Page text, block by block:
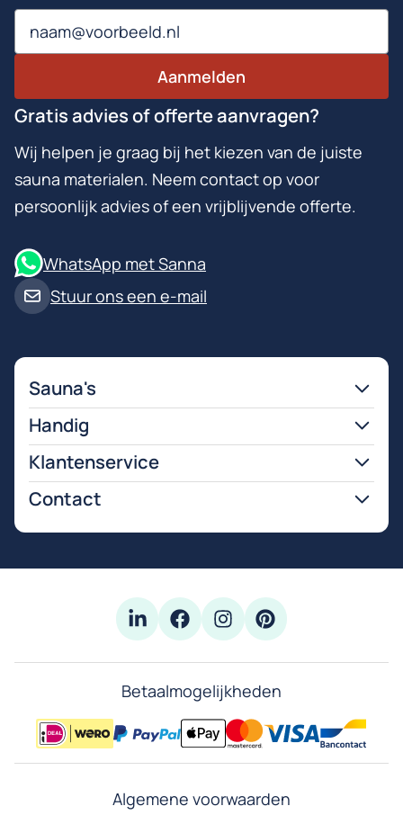
Email
Aanmelden
Gratis advies of offerte aanvragen?
Wij helpen je graag bij het kiezen van de juiste
sauna materialen. Neem contact op voor
persoonlijk advies of een vrijblijvende offerte.
Stuur ons een e-mail
WhatsApp met Sanna
Sauna's
Handig
Klantenservice
Contact
Betaalmogelijkheden
Algemene voorwaarden